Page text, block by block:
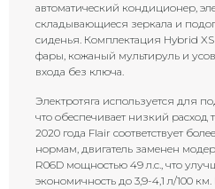
автоматический кондиционер,
складывающиеся зеркала и
сиденья. Комплектация Hybrid
фары, кожаный мультируль и
входа без ключа.
Электротяга используется для
что обеспечивает низкий расход
2020 года Flair соответствует
нормам, двигатель заменен
R06D мощностью 49 л.с., что
экономичность до 3,9-4,1 л/100